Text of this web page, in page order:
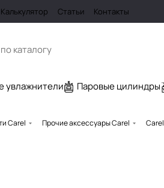
Калькулятор Статьи Контакты
увлажнители Паровые цилиндры
Carel Прочие аксессуары Carel Carel